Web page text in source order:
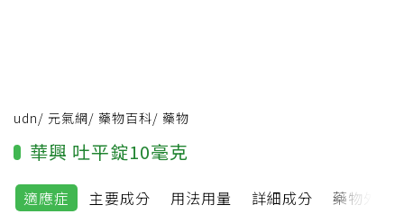
udn/ 元氣網/ 藥物百科/ 藥物
華興 吐平錠10毫克
適應症 主要成分 用法用量 詳細成分 藥物外觀